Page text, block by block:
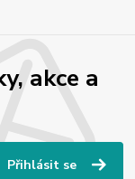
akce a
Přihlásit se